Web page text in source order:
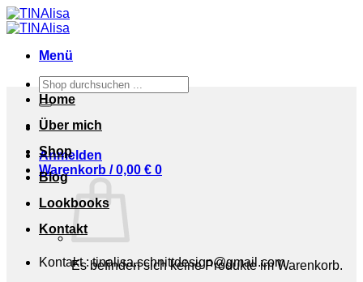
Zum
Inhalt
Menü
Suchen
nach:
Anmelden
Warenkorb /0,00 € 0
Es befinden sich keine Produkte im Warenkorb.
Home
Über mich
Shop
Blog
Lookbooks
Kontakt
Kontakt : tinalisa.schnittdesign@gmail.com